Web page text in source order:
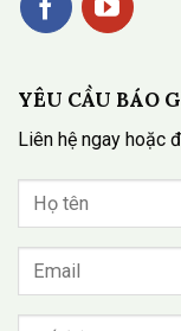
YÊU CẦU BÁO
Liên hệ ngay hoặc